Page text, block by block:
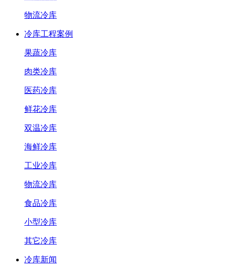
物流冷库
冷库工程案例
果蔬冷库
肉类冷库
医药冷库
鲜花冷库
双温冷库
海鲜冷库
工业冷库
物流冷库
食品冷库
小型冷库
其它冷库
冷库新闻